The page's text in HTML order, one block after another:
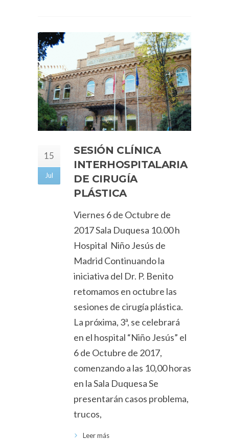
15
Jul
SESIÓN CLÍNICA
INTERHOSPITALARIA
DE CIRUGÍA
PLÁSTICA
Viernes 6 de Octubre de
2017 Sala Duquesa 10.00 h
Hospital Niño Jesús de
Madrid Continuando la
iniciativa del Dr. P. Benito
retomamos en octubre las
sesiones de cirugía plástica.
La próxima, 3ª, se celebrará
en el hospital “Niño Jesús” el
6 de Octubre de 2017,
comenzando a las 10,00 horas
en la Sala Duquesa Se
presentarán casos problema,
trucos,
Leer más